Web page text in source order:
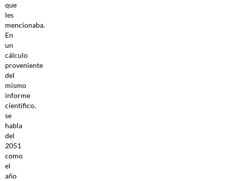
que
les
mencionaba.
En
un
cálculo
proveniente
del
mismo
informe
científico,
se
habla
del
2051
como
el
año